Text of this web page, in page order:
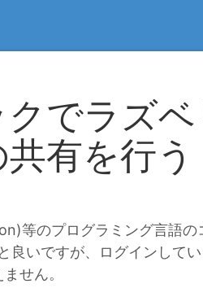
でラズ
有を行う
等のプログラミング言語の
良いですが、ログインして
せん。